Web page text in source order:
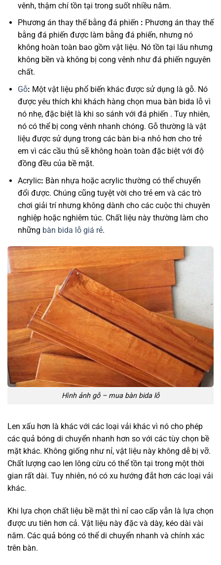
vênh, thậm chí tồn tại trong suốt nhiều năm.
Phương án thay thế bằng đá phiến : Phương án thay thế
bằng đá phiến được làm bằng đá phiến, nhưng nó
không hoàn toàn bao gồm vật liệu. Nó tồn tại lâu nhưng
không bền và không bị cong vênh như đá phiến nguyên
chất.
Gỗ: Một vật liệu phổ biến khác được sử dụng là gỗ. Nó
được yêu thích khi khách hàng chọn mua bàn bida lỗ vì
nó nhẹ, đặc biệt là khi so sánh với đá phiến . Tuy nhiên,
nó có thể bị cong vênh nhanh chóng. Gỗ thường là vật
liệu được sử dụng trong các bàn bi-a nhỏ hơn cho trẻ
em vì các cầu thủ sẽ không hoàn toàn đặc biệt với độ
đồng đều của bề mặt.
Acrylic: Bàn nhựa hoặc acrylic thường có thể chuyển
đổi được. Chúng cũng tuyệt vời cho trẻ em và các trò
chơi giải trí nhưng không dành cho các cuộc thi chuyên
nghiệp hoặc nghiêm túc. Chất liệu này thường làm cho
những bàn bida lỗ giá rẻ.
Hình ảnh gỗ – mua bàn bida lỗ
Len xấu hơn là khác với các loại vải khác vì nó cho phép
các quả bóng di chuyển nhanh hơn so với các tùy chọn bề
mặt khác. Không giống như nỉ, vật liệu này không dễ bị vỡ.
Chất lượng cao len lông cừu có thể tồn tại trong một thời
gian rất dài. Tuy nhiên, nó có xu hướng đắt hơn các loại vải
khác.
Khi lựa chọn chất liệu bề mặt thì nỉ cao cấp vẫn là lựa chọn
được ưu tiên hơn cả. Vật liệu này đặc và dày, kéo dài vài
năm. Các quả bóng có thể di chuyển nhanh và chính xác
trên bàn.